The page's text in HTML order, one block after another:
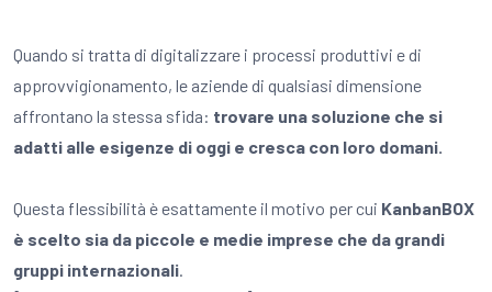
Quando si tratta di digitalizzare i processi produttivi e di
approvvigionamento, le aziende di qualsiasi dimensione
affrontano la stessa sfida: trovare una soluzione che si
adatti alle esigenze di oggi e cresca con loro domani.
Questa flessibilità è esattamente il motivo per cui KanbanBOX
è scelto sia da piccole e medie imprese che da grandi
gruppi internazionali.